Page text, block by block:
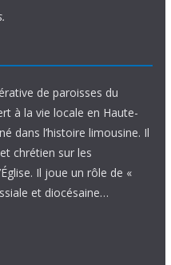
de paroisses du
à la vie locale en Haute-
dans l’histoire limousine. Il
chrétien sur les
Il joue un rôle de «
et diocésaine…